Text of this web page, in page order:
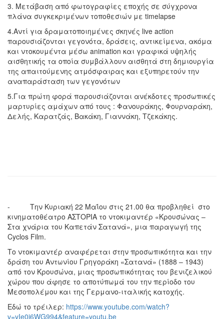
3. Μετάβαση από φωτογραφίες εποχής σε σύγχρονα
πλάνα συγκεκριμένων τοποθεσιών με timelapse
4.Αντί για δραματοποιημένες σκηνές live action
παρουσιάζονται γεγονότα, δράσεις, αντικείμενα, ακόμα
και ντοκουμέντα μέσω animation και γραφικά υψηλής
αισθητικής τα οποία συμβάλλουν αισθητά στη δημιουργία
της απαιτούμενης ατμόσφαιρας και εξυπηρετούν την
αναπαράσταση των γεγονότων
5.Για πρώτη φορά παρουσιάζονται ανέκδοτες προσωπικές
μαρτυρίες αμάχων από τους : Φανουράκης, Φουρναράκη,
Δελής, Καρατζάς, Βακάκη, Γιαννάκη, Τζεκάκης.
- Την Κυριακή 22 Μαΐου στις 21.00 θα προβληθεί στο
κινηματοθέατρο ΑΣΤΟΡΙΑ το ντοκιμαντέρ «Κρουσώνας –
Στα χνάρια του Καπετάν Σατανά», μια παραγωγή της
Cyclos Film.
Το ντοκιμαντέρ αναφέρεται στην προσωπικότητα και την
δράση του Αντωνίου Γρηγοράκη «Σατανά» (1888 – 1943)
από τον Κρουσώνα, μιας προσωπικότητας του βενιζελικού
χώρου που άφησε το αποτύπωμά του την περίοδο του
Μεσοπολέμου και της Γερμανο-ιταλικής κατοχής.
Εδώ το τρέιλερ: https://www.youtube.com/watch?
v=yIe0i6WG994&feature=youtu.be